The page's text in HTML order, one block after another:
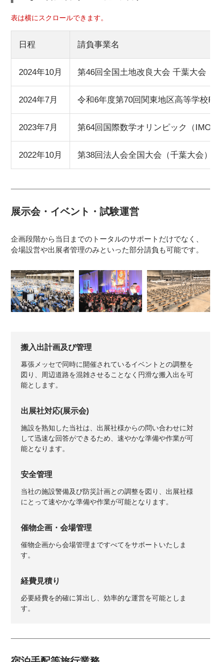
表は横にスクロールできます。
日程 請負事業名
2024年10月 第46回全国土地改良大会 千葉大会
2024年7月 令和6年度第70回関東地区高等学校
2023年7月 第64回国際数学オリンピック（
2022年10月 第38回法人会全国大会（千葉大会）
展示会・イベント・試験運営
企画段階から当日までのトータルのサポートだけでなく、
会場設営や出展者管理のみといった部分請負も可能です。
搬入出計画及び管理
幕張メッセで同時に開催されているイベントとの調整を
図り、周辺道路を混雑させることなく円滑な搬入出を可
能とします。
出展社対応(展示会)
施設を熟知した当社は、出展社様からの問い合わせに対
して迅速な回答ができるため、速やかな準備や作業が可
能となります。
安全管理
当社の施設警備及び防災計画との調整を図り、出展社様
にとって速やかな準備や作業が可能となります。
催物企画・会場管理
催物企画から会場管理まですべてをサポートいたしま
す。
経費見積り
必要経費を的確に算出し、効率的な運営を可能としま
す。